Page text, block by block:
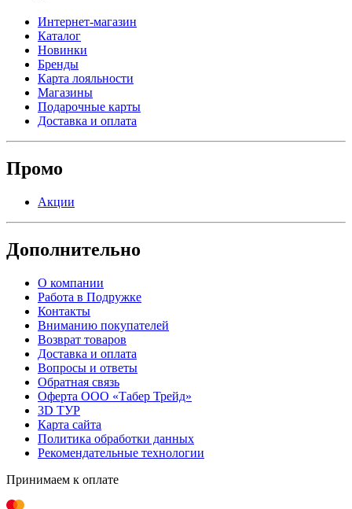
Интернет-магазин
Каталог
Новинки
Бренды
Карта лояльности
Магазины
Подарочные карты
Доставка и оплата
Промо
Акции
Дополнительно
О компании
Работа в Подружке
Контакты
Вниманию покупателей
Возврат товаров
Доставка и оплата
Вопросы и ответы
Обратная связь
Оферта ООО «Табер Трейд»
3D ТУР
Карта сайта
Политика обработки данных
Рекомендательные технологии
Принимаем к оплате